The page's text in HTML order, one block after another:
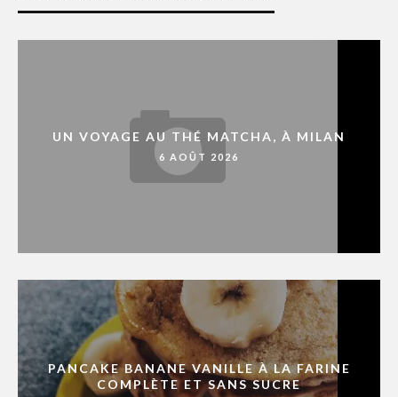
UN VOYAGE AU THÉ MATCHA, À MILAN
6 AOÛT 2026
PANCAKE BANANE VANILLE À LA FARINE
COMPLÈTE ET SANS SUCRE